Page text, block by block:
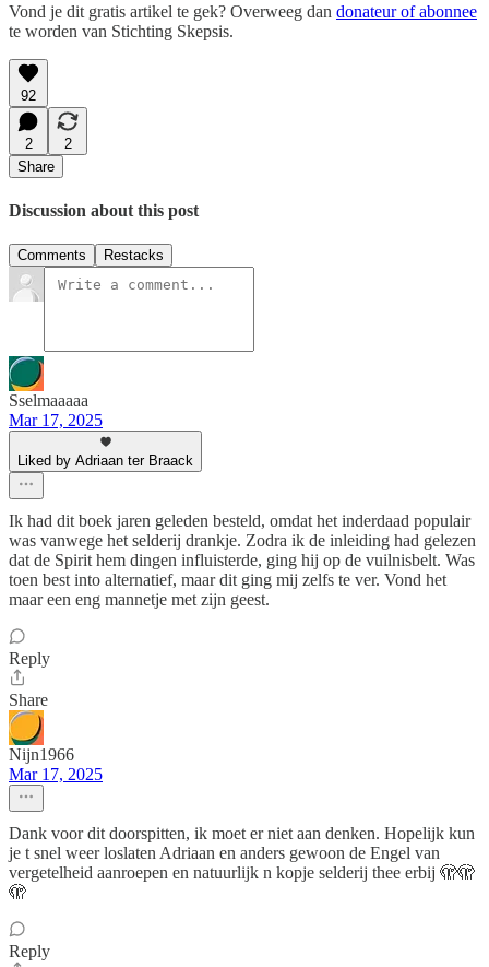
Vond je dit gratis artikel te gek? Overweeg dan donateur of abonnee
te worden van Stichting Skepsis.
92
2
2
Share
Discussion about this post
Comments Restacks
Sselmaaaaa
Mar 17, 2025
Liked by Adriaan ter Braack
Ik had dit boek jaren geleden besteld, omdat het inderdaad populair
was vanwege het selderij drankje. Zodra ik de inleiding had gelezen
dat de Spirit hem dingen influisterde, ging hij op de vuilnisbelt. Was
toen best into alternatief, maar dit ging mij zelfs te ver. Vond het
maar een eng mannetje met zijn geest.
Reply
Share
Nijn1966
Mar 17, 2025
Dank voor dit doorspitten, ik moet er niet aan denken. Hopelijk kun
je t snel weer loslaten Adriaan en anders gewoon de Engel van
vergetelheid aanroepen en natuurlijk n kopje selderij thee erbij 🫣🫣
🫣
Reply